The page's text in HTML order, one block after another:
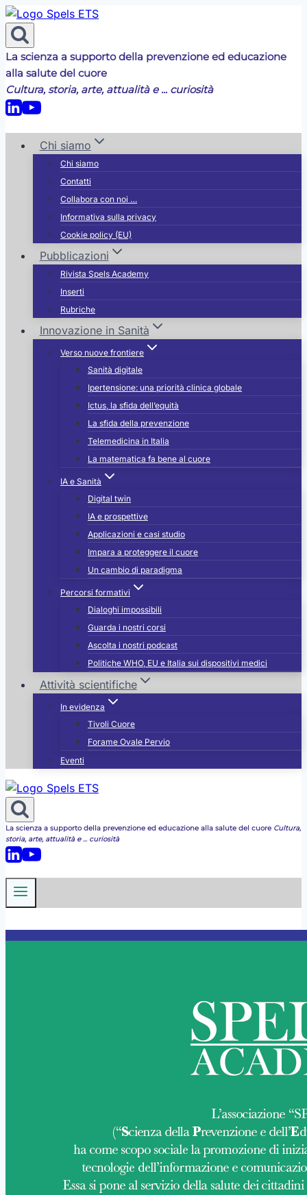
Salta
al
contenuto
La scienza a supporto della prevenzione ed educazione
alla salute del cuore
Cultura, storia, arte, attualità e ... curiosità
Chi siamo
Chi siamo
Contatti
Collabora con noi …
Informativa sulla privacy
Cookie policy (EU)
Pubblicazioni
Rivista Spels Academy
Inserti
Rubriche
Innovazione in Sanità
Verso nuove frontiere
Sanità digitale
Ipertensione: una priorità clinica globale
Ictus, la sfida dell’equità
La sfida della prevenzione
Telemedicina in Italia
La matematica fa bene al cuore
IA e Sanità
Digital twin
IA e prospettive
Applicazioni e casi studio
Impara a proteggere il cuore
Un cambio di paradigma
Percorsi formativi
Dialoghi impossibili
Guarda i nostri corsi
Ascolta i nostri podcast
Politiche WHO, EU e Italia sui dispositivi medici
Attività scientifiche
In evidenza
Tivoli Cuore
Forame Ovale Pervio
Eventi
La scienza a supporto della prevenzione ed educazione alla salute del cuore Cultura,
storia, arte, attualità e ... curiosità